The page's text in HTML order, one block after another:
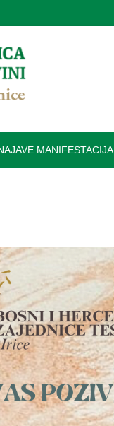
MANIFESTACIJA